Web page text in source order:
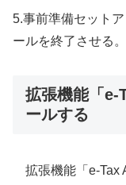
5.事前準備セット
ールを終了させる。
拡張機能「e-
ールする
拡張機能「e-Tax